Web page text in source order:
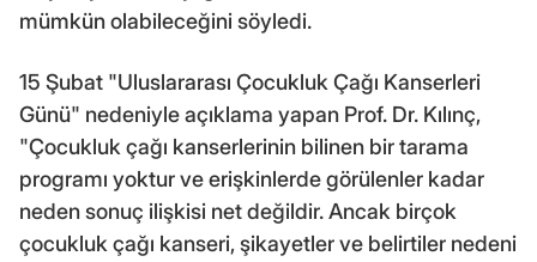
mümkün olabileceğini söyledi.
15 Şubat "Uluslararası Çocukluk Çağı Kanserleri
Günü" nedeniyle açıklama yapan Prof. Dr. Kılınç,
"Çocukluk çağı kanserlerinin bilinen bir tarama
programı yoktur ve erişkinlerde görülenler kadar
neden sonuç ilişkisi net değildir. Ancak birçok
çocukluk çağı kanseri, şikayetler ve belirtiler nedeni